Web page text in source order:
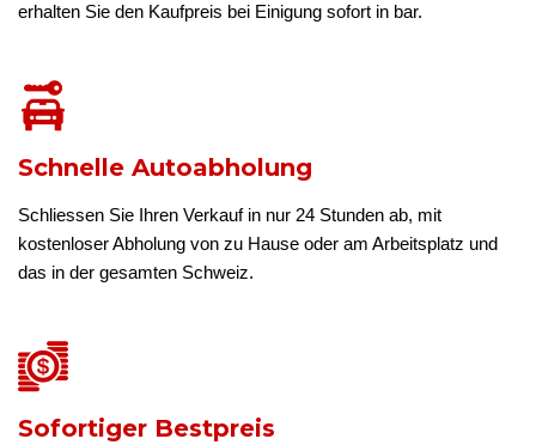
erhalten Sie den Kaufpreis bei Einigung sofort in bar.
Schnelle Autoabholung
Schliessen Sie Ihren Verkauf in nur 24 Stunden ab, mit
kostenloser Abholung von zu Hause oder am Arbeitsplatz und
das in der gesamten Schweiz.
Sofortiger Bestpreis